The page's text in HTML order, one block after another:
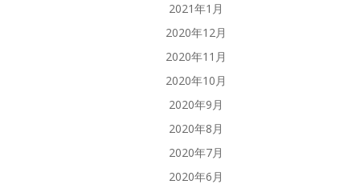
2021年1月
2020年12月
2020年11月
2020年10月
2020年9月
2020年8月
2020年7月
2020年6月